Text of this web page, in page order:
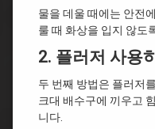
물을 데울 때에는 안전
룰 때 화상을 입지 않도
2. 플러저 사용
두 번째 방법은 플러저
크대 배수구에 끼우고
니다.